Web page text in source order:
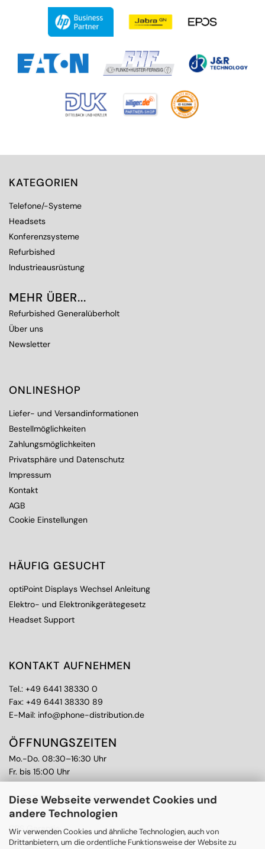
Diese Webseite verwendet Cookies und
andere Technologien
Wir verwenden Cookies und ähnliche Technologien, auch von
Drittanbietern, um die ordentliche Funktionsweise der Website zu
KATEGORIEN
Telefone/-Systeme
Headsets
Konferenzsysteme
Refurbished
Industrieausrüstung
MEHR ÜBER...
Refurbished Generalüberholt
Über uns
Newsletter
ONLINESHOP
Liefer- und Versandinformationen
Bestellmöglichkeiten
Zahlungsmöglichkeiten
Privatsphäre und Datenschutz
Impressum
Kontakt
AGB
Cookie Einstellungen
HÄUFIG GESUCHT
optiPoint Displays Wechsel Anleitung
Elektro- und Elektronikgerätegesetz
Headset Support
KONTAKT AUFNEHMEN
Tel.: +49 6441 38330 0
Fax: +49 6441 38330 89
E-Mail: info@phone-distribution.de
ÖFFNUNGSZEITEN
Mo.-Do. 08:30–16:30 Uhr
Fr. bis 15:00 Uhr
WEITERE THEMEN
Ankauf
CPS Garantie
RMA